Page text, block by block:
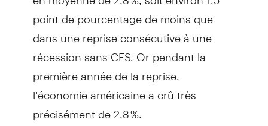
point de pourcentage de moins que
dans une reprise consécutive à une
récession sans CFS. Or pendant la
première année de la reprise,
l’économie américaine a crû très
précisément de 2,8 %.